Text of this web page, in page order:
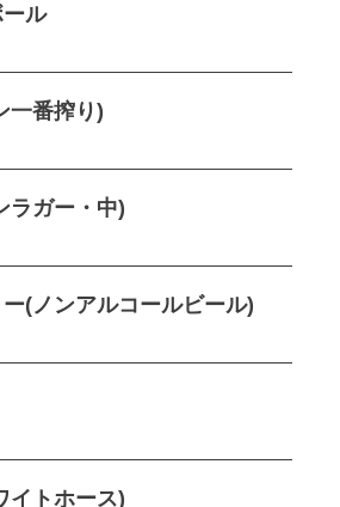
ル
一番搾り)
ラガー・中)
(ノンアルコールビール)
イトホース)